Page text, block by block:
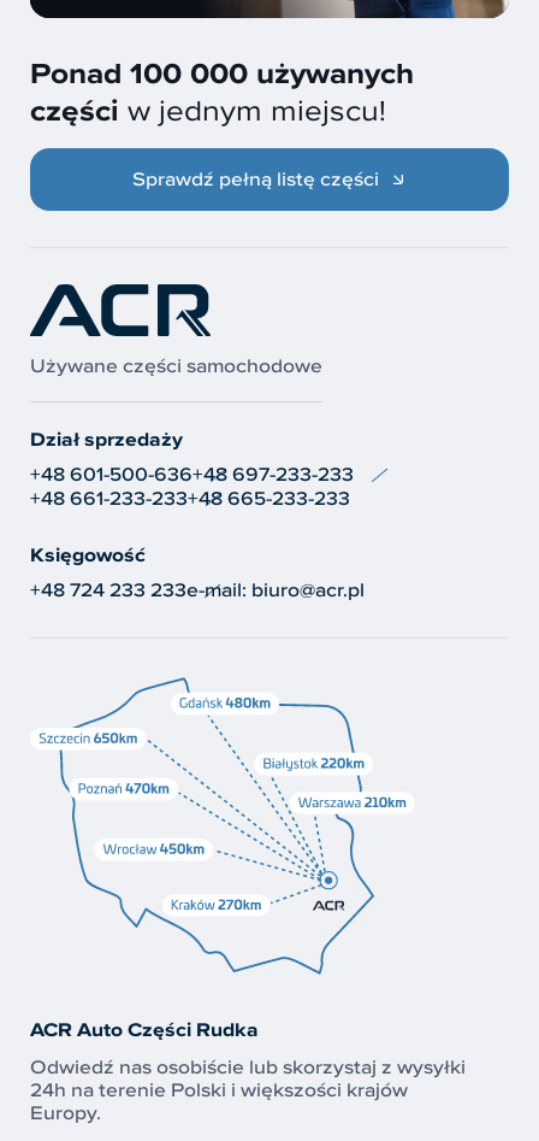
Ponad 100 000 używanych
części w jednym miejscu!
Sprawdź pełną listę części
Używane części samochodowe
Dział sprzedaży
+48 601-500-636+48 697-233-233
+48 661-233-233+48 665-233-233
Księgowość
+48 724 233 233e-mail: biuro@acr.pl
ACR Auto Części Rudka
Odwiedź nas osobiście lub skorzystaj z wysyłki
24h na terenie Polski i większości krajów
Europy.